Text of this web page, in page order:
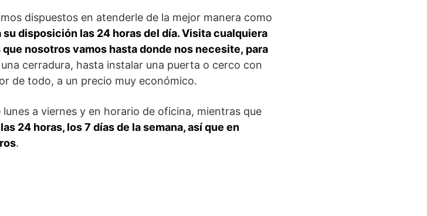
dispuestos en atenderle de la mejor manera como
su disposición las 24 horas del día. Visita cualquiera
nosotros vamos hasta donde nos necesite, para
cerradura, hasta instalar una puerta o cerco con
de todo, a un precio muy económico.
a viernes y en horario de oficina, mientras que
24 horas, los 7 días de la semana, así que en
.